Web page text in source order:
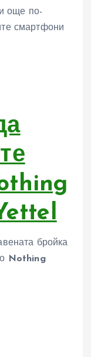
още по-
смартфони
бройка
Nothing